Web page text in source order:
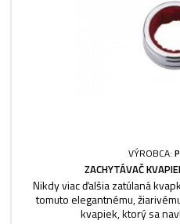
VÝROBCA:
ZACHYTÁVAČ
Nikdy viac ďalšia zatúlaná
tomuto elegantnému,
kvapiek, ktorý sa